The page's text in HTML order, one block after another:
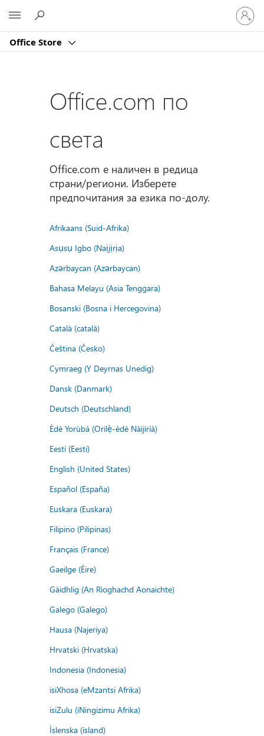
Office Store
Влезте
във
вашия
Office.com по
света
Office.com е наличен в редица
страни/региони. Изберете
предпочитания за езика по-долу.
Afrikaans (Suid-Afrika)
Asụsụ Igbo (Naịjịrịa)
Azərbaycan (Azərbaycan)
Bahasa Melayu (Asia Tenggara)
Bosanski (Bosna i Hercegovina)
Català (català)
Čeština (Česko)
Cymraeg (Y Deyrnas Unedig)
Dansk (Danmark)
Deutsch (Deutschland)
Èdè Yorùbá (Orilẹ̀-èdè Nàìjíríà)
Eesti (Eesti)
English (United States)
Español (España)
Euskara (Euskara)
Filipino (Pilipinas)
Français (France)
Gaeilge (Éire)
Gàidhlig (An Rìoghachd Aonaichte)
Galego (Galego)
Hausa (Najeriya)
Hrvatski (Hrvatska)
Indonesia (Indonesia)
isiXhosa (eMzantsi Afrika)
isiZulu (iNingizimu Afrika)
Íslenska (ísland)